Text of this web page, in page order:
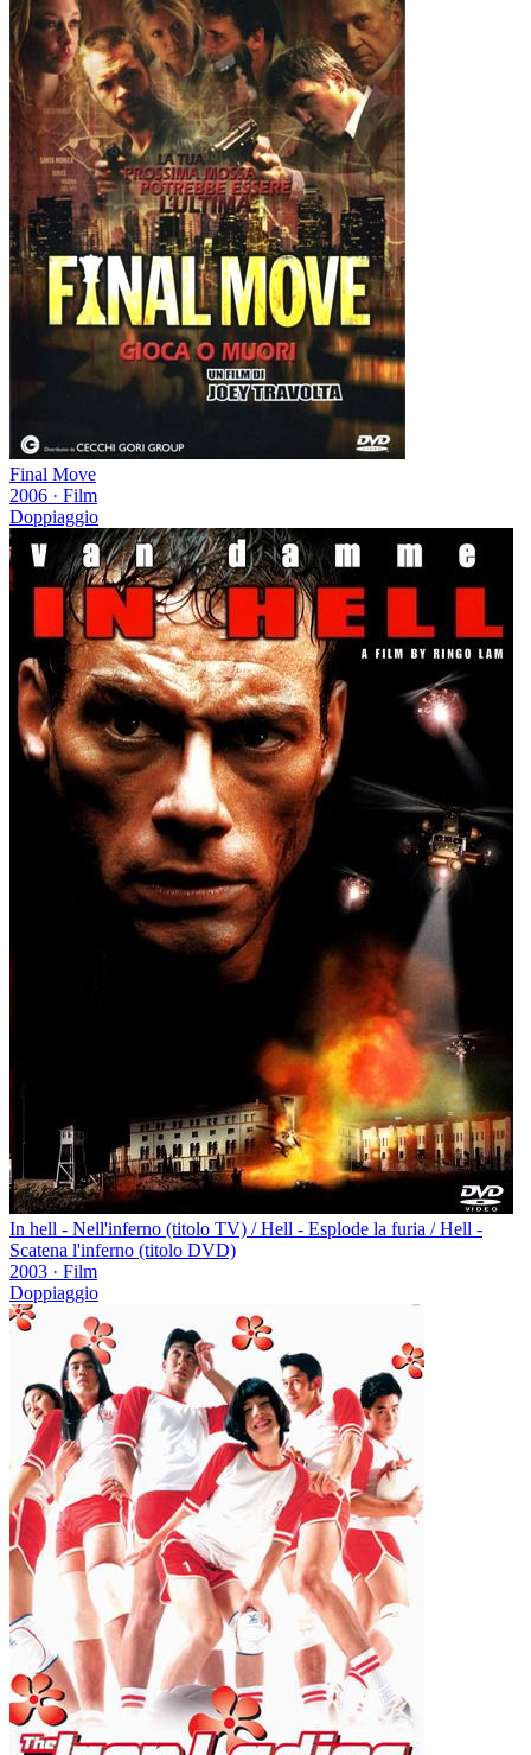
Final Move
2006 · Film
Doppiaggio
In hell - Nell'inferno (titolo TV) / Hell - Esplode la furia / Hell -
Scatena l'inferno (titolo DVD)
2003 · Film
Doppiaggio